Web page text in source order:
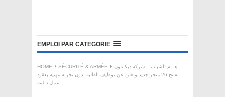
EMPLOI PAR CATEGORIE
HOME SÉCURITÉ & ARMÉE
هــام للشباب .. شركة ديكاتلون
تفتتح 26 متجر جديد وتعلن عن توظيف الطلبة بدون تجربة مهنية بعقود
عمل دائمة